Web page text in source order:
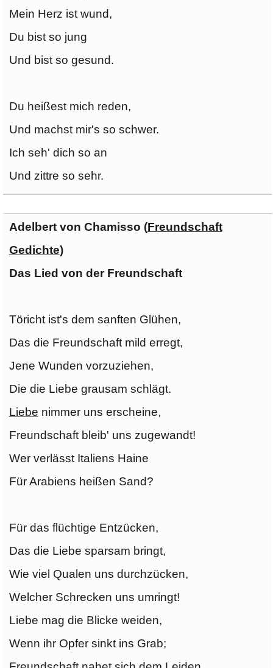
Mein Herz ist wund,
Du bist so jung
Und bist so gesund.
Du heißest mich reden,
Und machst mir's so schwer.
Ich seh' dich so an
Und zittre so sehr.
Adelbert von Chamisso (Freundschaft
Gedichte)
Das Lied von der Freundschaft
Töricht ist's dem sanften Glühen,
Das die Freundschaft mild erregt,
Jene Wunden vorzuziehen,
Die die Liebe grausam schlägt.
Liebe nimmer uns erscheine,
Freundschaft bleib' uns zugewandt!
Wer verlässt Italiens Haine
Für Arabiens heißen Sand?
Für das flüchtige Entzücken,
Das die Liebe sparsam bringt,
Wie viel Qualen uns durchzücken,
Welcher Schrecken uns umringt!
Liebe mag die Blicke weiden,
Wenn ihr Opfer sinkt ins Grab;